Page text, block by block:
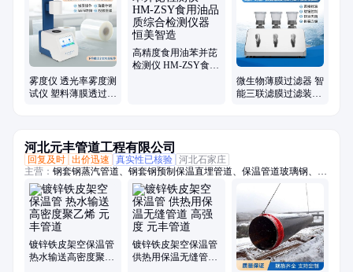
雾度仪 透光率雾度测
试仪 塑料薄膜透过率
高精度食用油苯并芘
检测仪 HM-ZSY食用
微生物薄膜过滤器 智
能三联滤膜过滤装置
河北元丰管道工程有限公司
回复及时 出价迅速 真实性已核验 河北石家庄
主营： 钢套钢蒸汽管道、钢套钢预制保温直埋管道、保温管道玻璃钢、蒸
汽管道钢套钢、聚氨酯保温管、钢套钢蒸汽管、喷涂缠绕保温管、镀锌铁
皮架空保温管、聚氨酯保温管件、蒸汽保温管件、预制蒸汽架空保温管、
钢套钢耐高温保温管、保温管直埋钢套钢、钢套钢地埋管、钢套钢外滑动
钢管、钢套钢保温弯头、蒸汽保温管架空、耐高温高压蒸汽管、钢套钢高
温蒸汽保温管、套钢蒸汽保温钢管、高压耐高温蒸汽管、蒸汽架空保温
管、集中供热蒸汽保温管、高温蒸汽保温管
镀锌铁皮架空保温管
热水输送高密度聚乙
镀锌铁皮架空保温管
供热用保温无缝管道